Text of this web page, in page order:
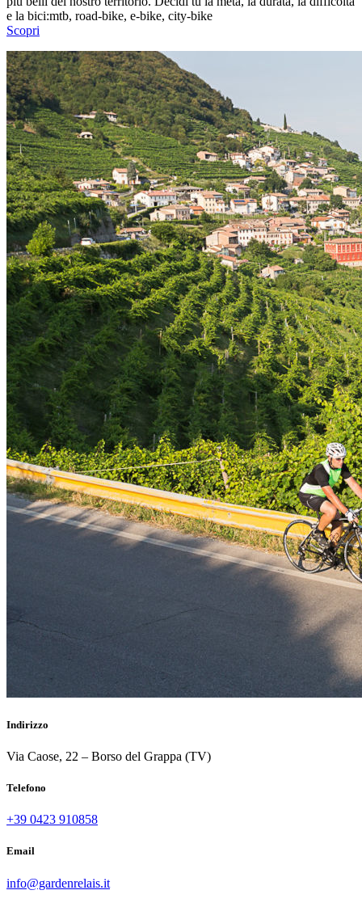
e la bici:mtb, road-bike, e-bike, city-bike
Scopri
Indirizzo
Via Caose, 22 – Borso del Grappa (TV)
Telefono
+39 0423 910858
Email
info@gardenrelais.it